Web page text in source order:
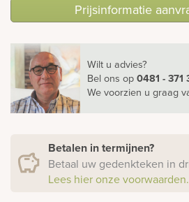
Prijsinformatie
Wilt u advies?
Bel ons op0481 - 371
We voorzien u graag
Betalen in termijnen?
Betaal uw gedenkteken in
Lees hier onze voorwaarden.